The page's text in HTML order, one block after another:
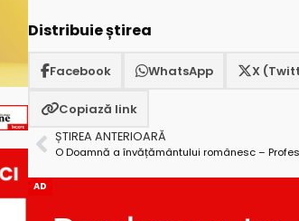
Distribuie știrea
Facebook WhatsApp X
Copiază link
ȘTIREA ANTERIOARĂ
AD